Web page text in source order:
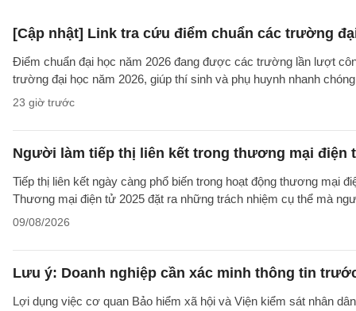
[Cập nhật] Link tra cứu điểm chuẩn các trường
Điểm chuẩn đại học năm 2026 đang được các trường lần lượt
trường đại học năm 2026, giúp thí sinh và phụ huynh nhanh
23 giờ trước
Người làm tiếp thị liên kết trong thương mại điện
Tiếp thị liên kết ngày càng phổ biến trong hoạt động thương mại
Thương mại điện tử 2025 đặt ra những trách nhiệm cụ thể mà
09/08/2026
Lưu ý: Doanh nghiệp cần xác minh thông tin
Lợi dụng việc cơ quan Bảo hiểm xã hội và Viện kiểm sát nhân